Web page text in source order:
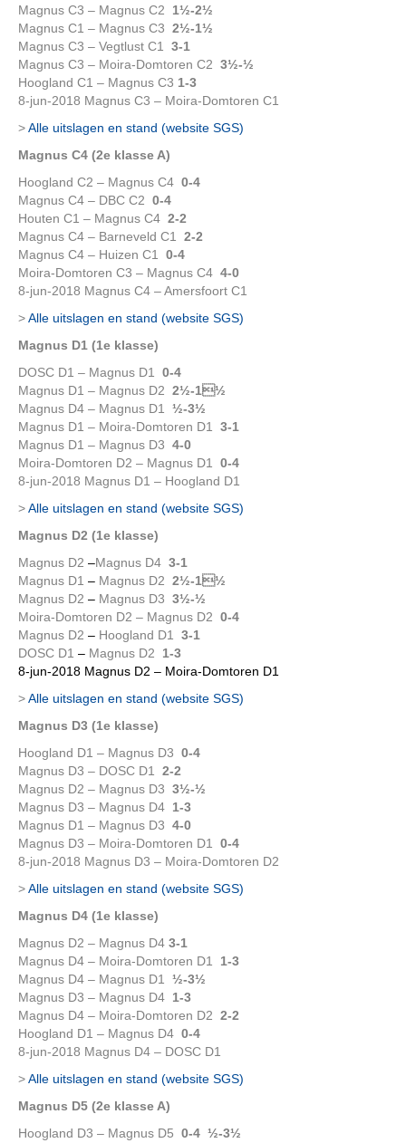
Magnus C3 – Magnus C2 1½-2½
Magnus C1 – Magnus C3 2½-1½
Magnus C3 – Vegtlust C1 3-1
Magnus C3 – Moira-Domtoren C2 3½-½
Hoogland C1 – Magnus C3 1-3
8-jun-2018 Magnus C3 – Moira-Domtoren C1
>Alle uitslagen en stand (website SGS)
Magnus C4 (2e klasse A)
Hoogland C2 – Magnus C4 0-4
Magnus C4 – DBC C2 0-4
Houten C1 – Magnus C4 2-2
Magnus C4 – Barneveld C1 2-2
Magnus C4 – Huizen C1 0-4
Moira-Domtoren C3 – Magnus C4 4-0
8-jun-2018 Magnus C4 – Amersfoort C1
>Alle uitslagen en stand (website SGS)
Magnus D1 (1e klasse)
DOSC D1 – Magnus D1 0-4
Magnus D1 – Magnus D2 2½-1½
Magnus D4 – Magnus D1 ½-3½
Magnus D1 – Moira-Domtoren D1 3-1
Magnus D1 – Magnus D3 4-0
Moira-Domtoren D2 – Magnus D1 0-4
8-jun-2018 Magnus D1 – Hoogland D1
>Alle uitslagen en stand (website SGS)
Magnus D2 (1e klasse)
Magnus D2 –Magnus D4 3-1
Magnus D1 – Magnus D2 2½-1½
Magnus D2 – Magnus D3 3½-½
Moira-Domtoren D2 – Magnus D2 0-4
Magnus D2 – Hoogland D1 3-1
DOSC D1 – Magnus D2 1-3
8-jun-2018 Magnus D2 – Moira-Domtoren D1
>Alle uitslagen en stand (website SGS)
Magnus D3 (1e klasse)
Hoogland D1 – Magnus D3 0-4
Magnus D3 – DOSC D1 2-2
Magnus D2 – Magnus D3 3½-½
Magnus D3 – Magnus D4 1-3
Magnus D1 – Magnus D3 4-0
Magnus D3 – Moira-Domtoren D1 0-4
8-jun-2018 Magnus D3 – Moira-Domtoren D2
>Alle uitslagen en stand (website SGS)
Magnus D4 (1e klasse)
Magnus D2 – Magnus D4 3-1
Magnus D4 – Moira-Domtoren D1
1-3
Magnus D4 – Magnus D1 ½-3½
Magnus D3 – Magnus D4 1-3
Magnus D4 – Moira-Domtoren D2 2-2
Hoogland D1 – Magnus D4 0-4
8-jun-2018 Magnus D4 – DOSC D1
>Alle uitslagen en stand (website SGS)
Magnus D5 (2e klasse A)
Hoogland D3 – Magnus D5 0-4 ½-3½